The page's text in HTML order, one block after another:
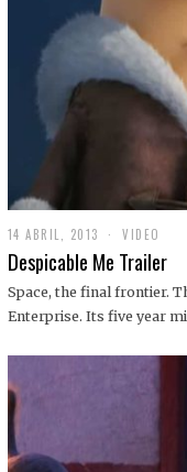
14 ABRIL, 2013
9
D
C
I
1
VIDEO
Despicable Me Trailer
Space, the final frontier.
Enterprise. Its five year